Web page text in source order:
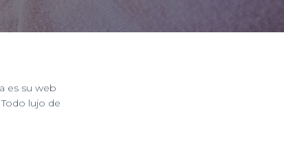
es su web
lujo de